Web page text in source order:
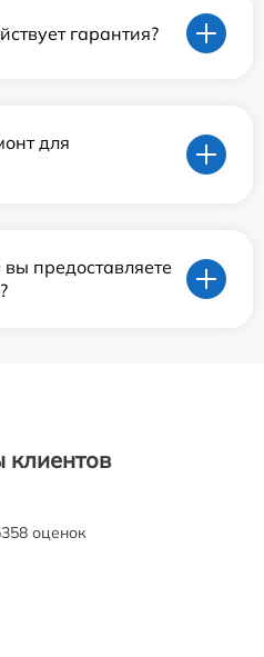
гарантия?
для
предоставляете
клиентов
оценок